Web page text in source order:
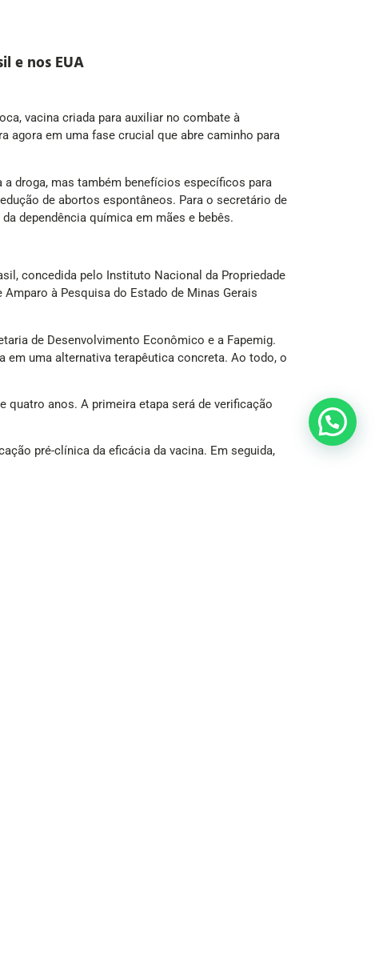
e nos EUA
vacina criada para auxiliar no combate à
agora em uma fase crucial que abre caminho para
droga, mas também benefícios específicos para
de abortos espontâneos. Para o secretário de
dependência química em mães e bebês.
concedida pelo Instituto Nacional da Propriedade
à Pesquisa do Estado de Minas Gerais
de Desenvolvimento Econômico e a Fapemig.
uma alternativa terapêutica concreta. Ao todo, o
quatro anos. A primeira etapa será de verificação
pré-clínica da eficácia da vacina. Em seguida,